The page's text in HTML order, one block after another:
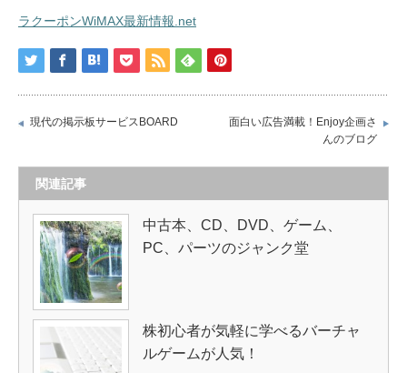
ラクーポンWiMAX最新情報.net
現代の掲示板サービスBOARD
面白い広告満載！Enjoy企画さ
んのブログ
関連記事
中古本、CD、DVD、ゲーム、
PC、パーツのジャンク堂
株初心者が気軽に学べるバーチャ
ルゲームが人気！